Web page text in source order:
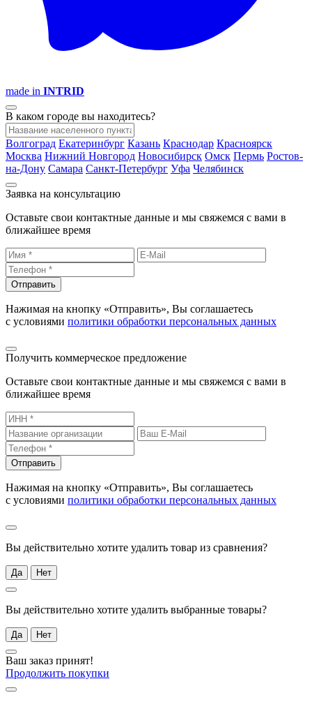
made in INTRID
В каком городе вы находитесь?
Волгоград Екатеринбург Казань Краснодар Красноярск
Москва Нижний Новгород Новосибирск Омск Пермь Ростов-
на-Дону Самара Санкт-Петербург Уфа Челябинск
Заявка на консультацию
Оставьте свои контактные данные и мы свяжемся с вами в
ближайшее время
Отправить
Нажимая на кнопку «Отправить», Вы соглашаетесь
с условиями политики обработки персональных данных
Получить коммерческое предложение
Оставьте свои контактные данные и мы свяжемся с вами в
ближайшее время
Отправить
Нажимая на кнопку «Отправить», Вы соглашаетесь
с условиями политики обработки персональных данных
Вы действительно хотите удалить товар из сравнения?
Да Нет
Вы действительно хотите удалить выбранные товары?
Да Нет
Ваш заказ принят!
Продолжить покупки